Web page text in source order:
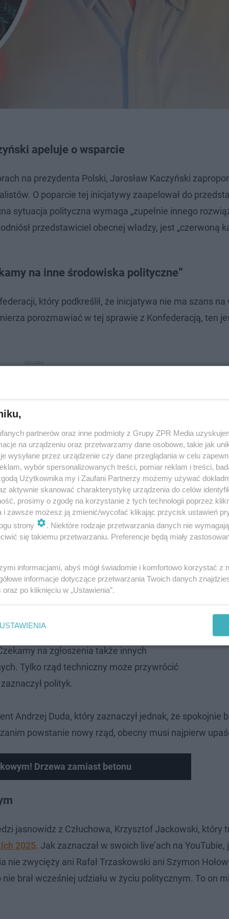
apeluje o wsparcie
na prezydenta Polski, Jarosław Kaczyński
O poparcie tej inicjatywy zaapelował do
sytuacja polityczna wymaga „zupełnie innego
przedstawiciel obecnej władzy, jest „czerwoną
na inne środowiska polityczne”
który podkreślił, że inicjatywa nie ma szans
porozmawiać w tej sprawie z Konfederacją, ten
wie więcej ode mnie i jest o czym
na spotkanie. Omówmy to – napisał
wciąż liczy na poparcie także innych ugrupowań,
na zgłoszenia także innych
Tylko rząd techniczny może przywrócić
polityk.
Andrzej Duda, który zaznaczył jednak, że spokojnie
powstanie nowy rząd, obecny musi najpierw
Drzewa zamiast betonu
jasnowidz z Człuchowa, Krzysztof Jackowski, który
2025. Jak zaznaczał w swoich live’ach na YouTubie,
nie zwycięży ani Rafał Trzaskowski ani Szymon
brał wcześniej udziału w życiu politycznym. To on
partnerów oraz inne podmioty z Grupy ZPR Media
na urządzeniu oraz przetwarzamy dane osobowe, takie jak
wysyłane przez urządzenie czy dane przeglądania w celu
wybór spersonalizowanych treści, pomiar reklam i treści,
Użytkownika my i Zaufani Partnerzy możemy używać
aktywnie skanować charakterystykę urządzenia do celów
prosimy o zgodę na korzystanie z tych technologii poprzez
i zawsze możesz ją zmienić/wycofać klikając przycisk ustawień
strony
. Niektóre rodzaje przetwarzania danych nie
się takiemu przetwarzaniu. Preferencje będą miały
informacjami, abyś mógł świadomie i komfortowo korzystać z
informacje dotyczące przetwarzania Twoich danych
oraz po kliknięciu w „Ustawienia”.
USTAWIENIA